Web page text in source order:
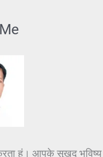
हूं। आपके सुखद भविष्य